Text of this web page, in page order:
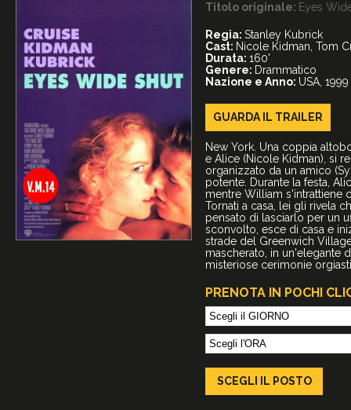
Titolo originale: Eyes
Regia: Stanley Kubrick
Cast: Nicole Kidman, Tom
Durata: 160'
Genere: Drammatico
Nazione e Anno: USA, 1999
GUARDA IL TRAILER
New York. Una coppia
e Alice (Nicole Kidman), si
organizzato da un amico
potente. Durante la festa,
mentre William s'intrattiene
Tornati a casa, lei gli rivela
pensato di lasciarlo per un
sconvolto, esce di casa e
strade del Greenwich
mascherato, in un'elegante
misteriose cerimonie
PRENOTA IN POCHI
SCEGLI IL POSTO